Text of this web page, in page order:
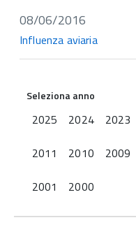
08/06/2016
Influenza aviaria
Seleziona anno
2025 2024 2023
2011
2010 2009
2001
2000